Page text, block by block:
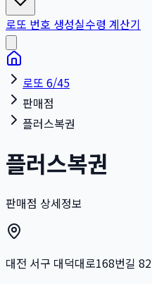
로또 번호 생성실수령 계산기
로또 6/45
판매점
플러스복권
플러스복권
판매점 상세정보
대전 서구 대덕대로168번길